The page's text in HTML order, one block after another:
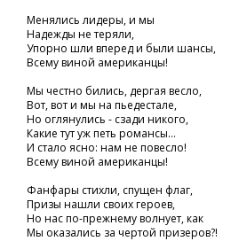
Менялись лидеры, и мы
Надежды не теряли,
Упорно шли вперед и были шансы,
Всему виной американцы!
Мы честно бились, дергая весло,
Вот, вот и мы на пьедестале,
Но оглянулись - сзади никого,
Какие тут уж петь романсы...
И стало ясно: нам не повесло!
Всему виной американцы!
Фанфары стихли, спущен флаг,
Призы нашли своих героев,
Но нас по-прежнему волнует, как
Мы оказались за чертой призеров?!